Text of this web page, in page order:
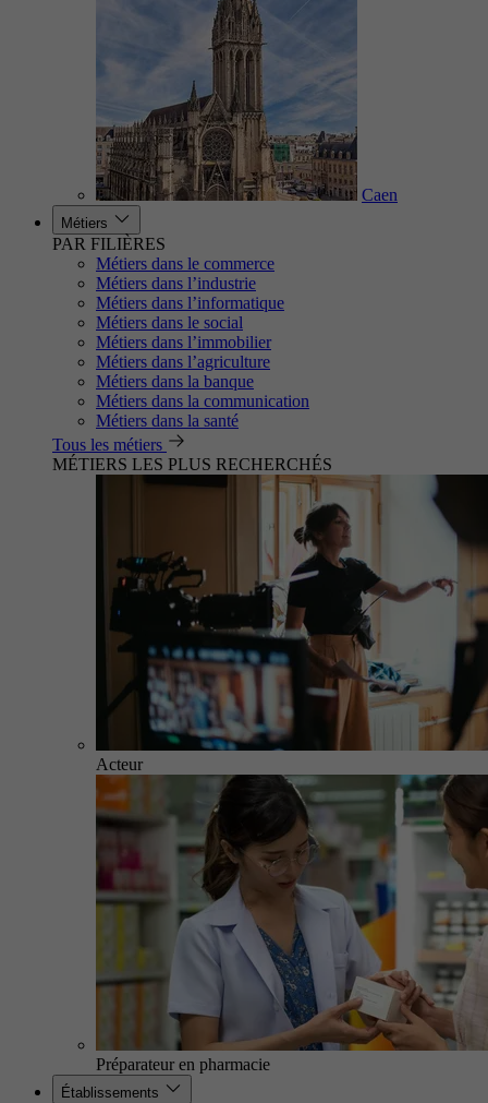
Caen
Métiers
PAR FILIÈRES
Métiers dans le commerce
Métiers dans l’industrie
Métiers dans l’informatique
Métiers dans le social
Métiers dans l’immobilier
Métiers dans l’agriculture
Métiers dans la banque
Métiers dans la communication
Métiers dans la santé
Tous les métiers
MÉTIERS LES PLUS RECHERCHÉS
Acteur
Préparateur en pharmacie
Établissements